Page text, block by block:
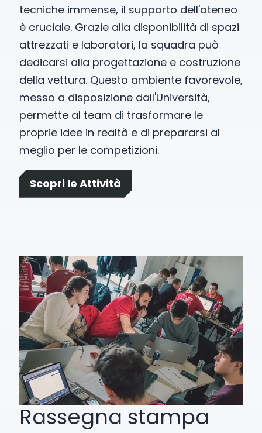
tecniche immense, il supporto dell'ateneo
è cruciale. Grazie alla disponibilità di spazi
attrezzati e laboratori, la squadra può
dedicarsi alla progettazione e costruzione
della vettura. Questo ambiente favorevole,
messo a disposizione dall'Università,
permette al team di trasformare le
proprie idee in realtà e di prepararsi al
meglio per le competizioni.
Scopri le Attività
Rassegna stampa